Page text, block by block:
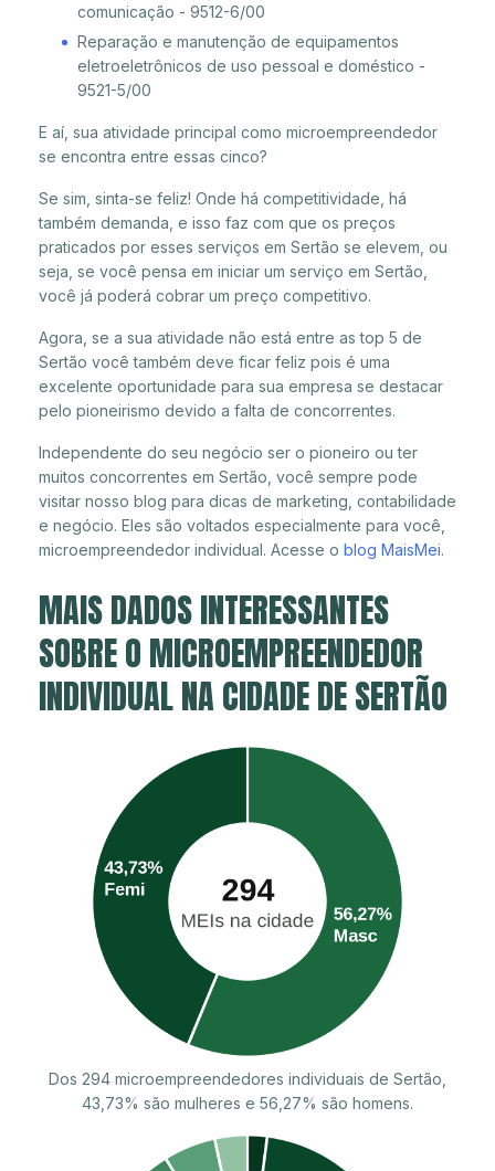
comunicação - 9512-6/00
Reparação e manutenção de equipamentos
eletroeletrônicos de uso pessoal e doméstico -
9521-5/00
E aí, sua atividade principal como microempreendedor
se encontra entre essas cinco?
Se sim, sinta-se feliz! Onde há competitividade, há
também demanda, e isso faz com que os preços
praticados por esses serviços em Sertão se elevem, ou
seja, se você pensa em iniciar um serviço em Sertão,
você já poderá cobrar um preço competitivo.
Agora, se a sua atividade não está entre as top 5 de
Sertão você também deve ficar feliz pois é uma
excelente oportunidade para sua empresa se destacar
pelo pioneirismo devido a falta de concorrentes.
Independente do seu negócio ser o pioneiro ou ter
muitos concorrentes em Sertão, você sempre pode
visitar nosso blog para dicas de marketing, contabilidade
e negócio. Eles são voltados especialmente para você,
microempreendedor individual. Acesse o blog MaisMei.
MAIS DADOS INTERESSANTES
SOBRE O MICROEMPREENDEDOR
INDIVIDUAL NA CIDADE DE SERTÃO
Dos 294 microempreendedores individuais de Sertão,
43,73% são mulheres e 56,27% são homens.